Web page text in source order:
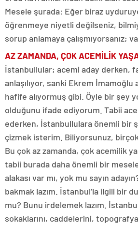
Mesele şurada: Eğer biraz
öğrenmeye niyetli değilseniz,
sorup anlamaya çalışmıyorsanız;
AZ ZAMANDA, ÇOK ACEMİLİK
İstanbullular; acemi aday derken,
anlaşılıyor, sanki Ekrem İmamoğlu
hafife alıyormuş gibi. Öyle bir şey
olduğunu ifade ediyorum. Tabii
ederken, İstanbullulara önemli bir
çizmek isterim. Biliyorsunuz,
Bu çok az zamanda, çok acemilik
tabii burada daha önemli bir
alakası var mı, yok mu sayın
bakmak lazım. İstanbul’la ilgili bir
mu? Bunu irdelemek lazım.
sokaklarını, caddelerini,